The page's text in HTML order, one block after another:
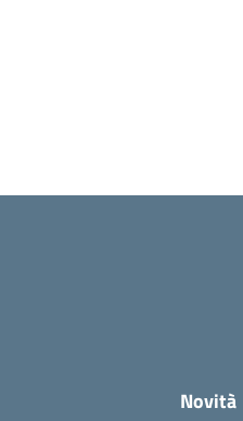
Novità